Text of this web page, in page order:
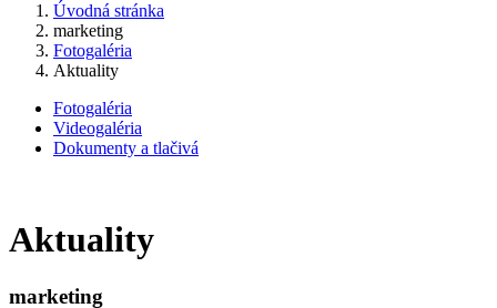
Úvodná stránka
marketing
Fotogaléria
Aktuality
Fotogaléria
Videogaléria
Dokumenty a tlačivá
Aktuality
marketing